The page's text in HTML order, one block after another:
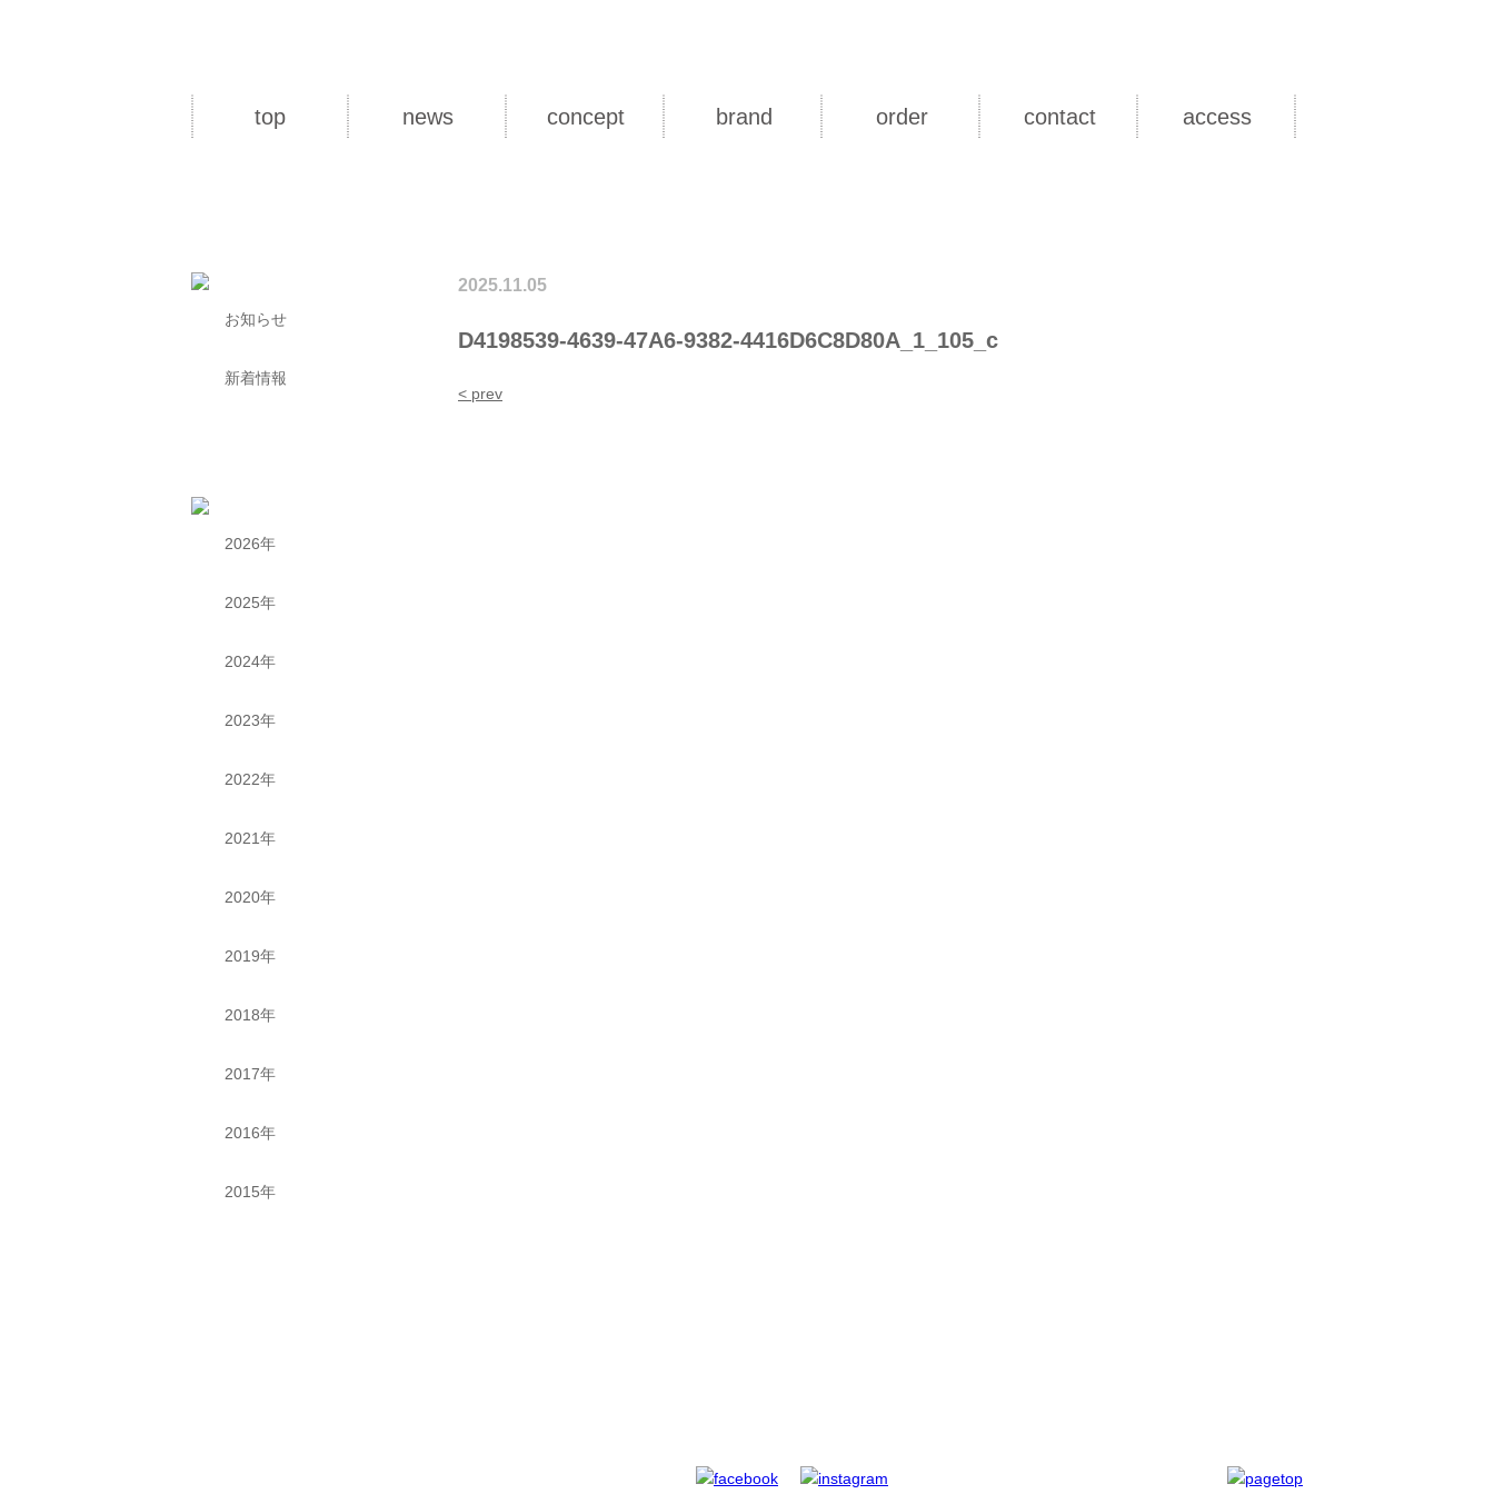
top news concept brand order contact access
2025.11.05
D4198539-4639-47A6-9382-4416D6C8D80A_1_105_c
< prev
お知らせ
新着情報
2026年
2025年
2024年
2023年
2022年
2021年
2020年
2019年
2018年
2017年
2016年
2015年